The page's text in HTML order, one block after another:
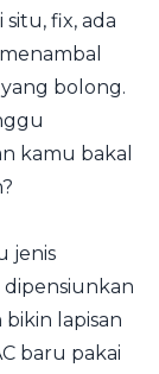
fix, ada
bolong.
kamu bakal
jenis
dipensiunkan
lapisan
baru pakai